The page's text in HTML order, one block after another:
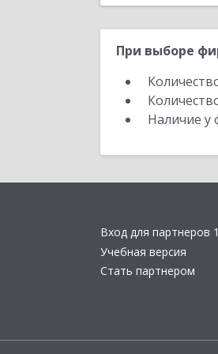
При выборе
Наличие у
Вход для партнеров
Учебная версия
Стать партнером